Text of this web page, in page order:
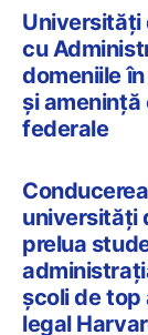
Universități
cu
domeniile
și
federale
universități
prelua
școli de top
legal